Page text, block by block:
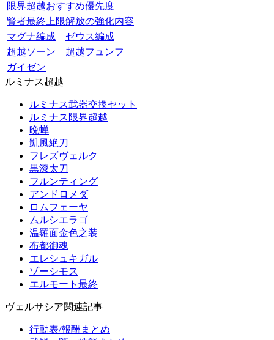
限界超越おすすめ優先度
賢者最終上限解放の強化内容
マグナ編成
ゼウス編成
超越ソーン
超越フュンフ
ガイゼン
ルミナス超越
ルミナス武器交換セット
ルミナス限界超越
晩蝉
凱風絶刀
フレズヴェルク
黒漆太刀
フルンティング
アンドロメダ
ロムフェーヤ
ムルシエラゴ
温羅面金色之装
布都御魂
エレシュキガル
ゾーシモス
エルモート最終
ヴェルサシア関連記事
行動表/報酬まとめ